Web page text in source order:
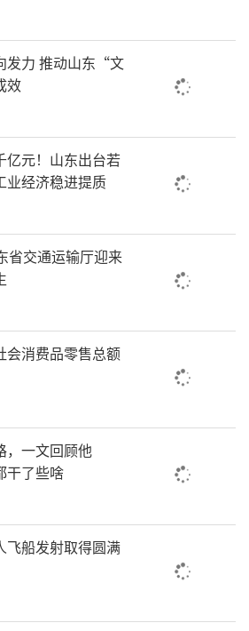
岛人和济南人在网上各种
愧是考公大省，干什么都
钱也是，不是家里缺东西，
发力 推动山东“文
效
亿元！山东出台若
业经济稳进提质
省交通运输厅迎来
会消费品零售总额
，一文回顾他
了些啥
飞船发射取得圆满